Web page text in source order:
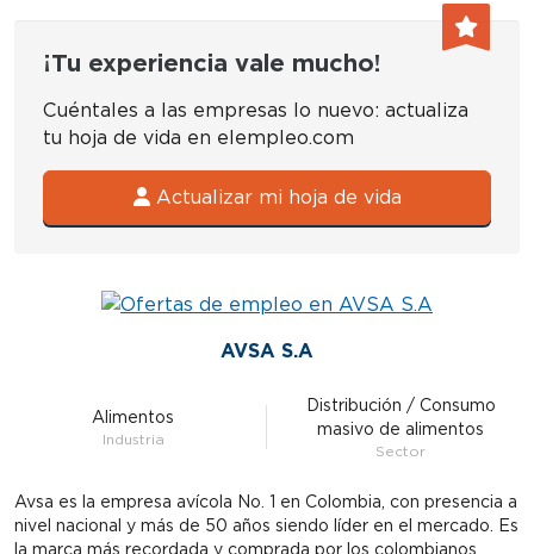
AVSA S.A
Alimentos
Industria
Distribución / Consumo
masivo de alimentos
Sector
Avsa es la empresa avícola No. 1 en Colombia, con presencia a
nivel nacional y más de 50 años siendo líder en el mercado. Es
la marca más recordada y comprada por los colombianos.
¡Tu experiencia vale mucho!
Cuéntales a las empresas lo nuevo: actualiza
tu hoja de vida en elempleo.com
Actualizar mi hoja de vida